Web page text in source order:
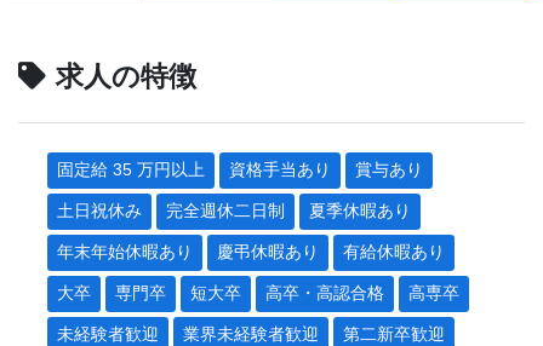
求人の特徴
固定給 35 万円以上 資格手当あり 賞与あり
土日祝休み 完全週休二日制 夏季休暇あり
年末年始休暇あり 慶弔休暇あり 有給休暇あり
大卒 専門卒 短大卒 高卒・高認合格 高専卒
未経験者歓迎 業界未経験者歓迎 第二新卒歓迎